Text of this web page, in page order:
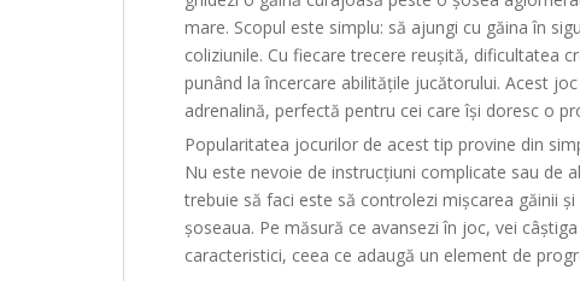
mare. Scopul este simplu: să ajungi cu găina în
coliziunile. Cu fiecare trecere reușită, dificultatea
punând la încercare abilitățile jucătorului. Acest
adrenalină, perfectă pentru cei care își doresc o
Popularitatea jocurilor de acest tip provine din
Nu este nevoie de instrucțiuni complicate sau de
trebuie să faci este să controlezi mișcarea găinii
șoseaua. Pe măsură ce avansezi în joc, vei
caracteristici, ceea ce adaugă un element de